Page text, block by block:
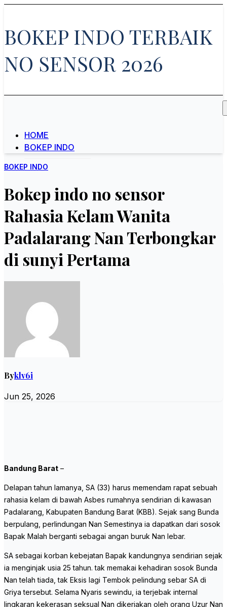
content
BOKEP INDO TERBAIK
NO SENSOR 2026
HOME
BOKEP INDO
BOKEP INDO
Bokep indo no sensor
Rahasia Kelam Wanita
Padalarang Nan Terbongkar
di sunyi Pertama
Byklv6i
Jun 25, 2026
Bandung Barat –
Delapan tahun lamanya, SA (33) harus memendam rapat sebuah
rahasia kelam di bawah Asbes rumahnya sendirian di kawasan
Padalarang, Kabupaten Bandung Barat (KBB). Sejak sang Bunda
berpulang, perlindungan Nan Semestinya ia dapatkan dari sosok
Bapak Malah berganti sebagai angan buruk Nan lebar.
SA sebagai korban kebejatan Bapak kandungnya sendirian sejak
ia menginjak usia 25 tahun. tak memakai kehadiran sosok Bunda
Nan telah tiada, tak Eksis lagi Tembok pelindung sebar SA di
Griya tersebut. Selama Nyaris sewindu, ia terjebak internal
lingkaran kekerasan seksual Nan dikerjakan oleh orang Uzur Nan